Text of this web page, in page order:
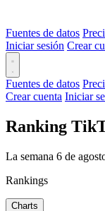
Fuentes de datos
Iniciar sesión Crear
Fuentes de datos
Crear cuenta Iniciar
Ranking
La semana 6 de
Rankings
Charts